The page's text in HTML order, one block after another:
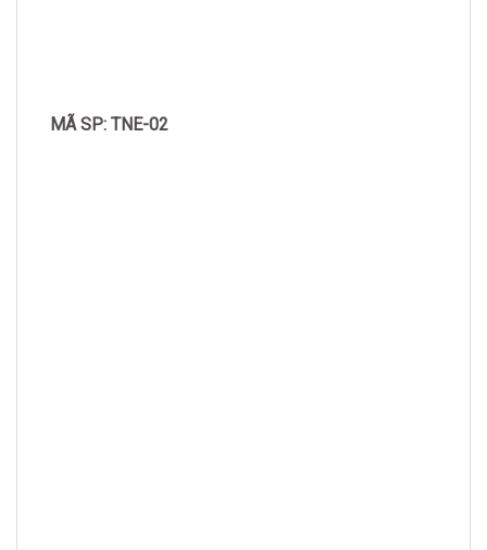
MÃ SP: TNE-02